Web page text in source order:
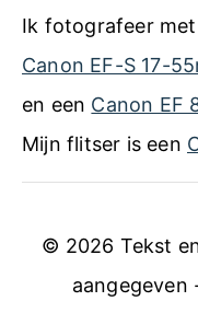
Ik fotografeer met
Canon EF-S 17-
en een Canon EF
Mijn flitser is een
© 2026 Tekst
aangegeven